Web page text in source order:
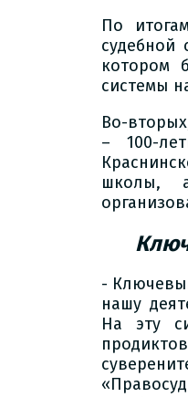
По
судебной
котором
системы
Во-
– 100-
школы, а
-
нашу
На эту